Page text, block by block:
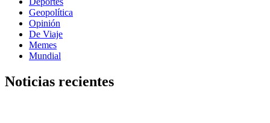
Geopolítica
Opinión
De Viaje
Memes
Mundial
Noticias recientes